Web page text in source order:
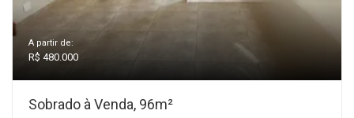
A partir de:
R$ 480.000
Sobrado à Venda, 96m²